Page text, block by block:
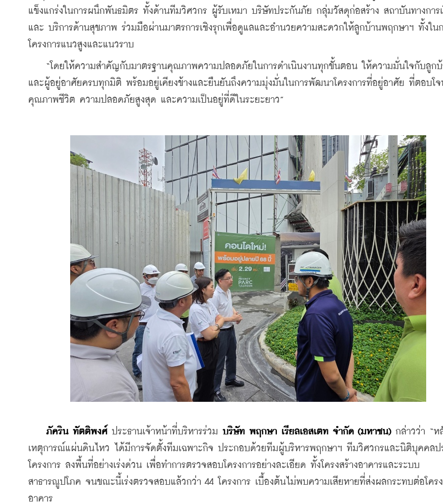
แข็งแกร่งในการผนึกพันธมิตร ทั้งด้านทีมวิศวกร ผู้รับเหมา บริษัทประกันภัย กลุ่มวัสดุก่อสร้าง สถาบันทางการ
และ บริการด้านสุขภาพ ร่วมมือผ่านมาตรการเชิงรุกเพื่อดูแลและอำนวยความสะดวกให้ลูกบ้านพฤกษาฯ ทั้งใน
โครงการแนวสูงและแนวราบ
“โดยให้ความสำคัญกับมาตรฐานคุณภาพความปลอดภัยในการดำเนินงานทุกขั้นตอน ให้ความมั่นใจกับลูก
และผู้อยู่อาศัยครบทุกมิติ พร้อมอยู่เคียงข้างและยืนยันถึงความมุ่งมั่นในการพัฒนาโครงการที่อยู่อาศัย ที่ตอบโจ
คุณภาพชีวิต ความปลอดภัยสูงสุด และความเป็นอยู่ที่ดีในระยะยาว”
ภัคริน ทัตติพงศ์ ประธานเจ้าหน้าที่บริหารร่วม บริษัท พฤกษา เรียลเอสเตท จำกัด (มหาชน) กล่าวว่า “ห
เหตุการณ์แผ่นดินไหว ได้มีการจัดตั้งทีมเฉพาะกิจ ประกอบด้วยทีมผู้บริหารพฤกษาฯ ทีมวิศวกรและนิติบุคคลป
โครงการ ลงพื้นที่อย่างเร่งด่วน เพื่อทำการตรวจสอบโครงการอย่างละเอียด ทั้งโครงสร้างอาคารและระบบ
สาธารณูปโภค จนขณะนี้เร่งตรวจสอบแล้วกว่า 44 โครงการ เบื้องต้นไม่พบความเสียหายที่ส่งผลกระทบต่อโครง
อาคาร